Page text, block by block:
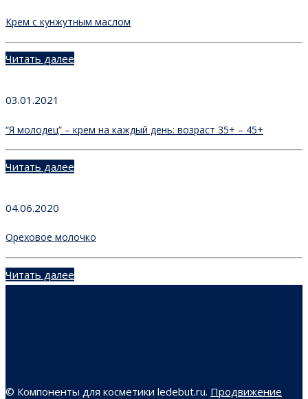
Крем с кунжутным маслом
Читать далее
03.01.2021
“Я молодец” – крем на каждый день: возраст 35+ – 45+
Читать далее
04.06.2020
Ореховое молочко
Читать далее
© Компоненты для косметики ledebut.ru. Продвижение